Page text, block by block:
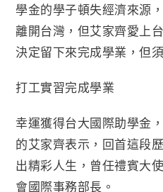
學金的學子頓失經濟來源
離開台灣，但艾家齊愛上
決定留下來完成學業，但
打工實習完成學業
幸運獲得台大國際助學金
的艾家齊表示，回首這段
出精彩人生，曾任禮賓大
會國際事務部長。